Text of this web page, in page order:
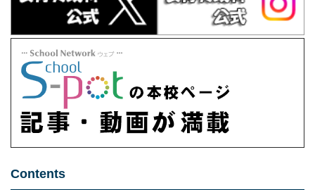
Contents